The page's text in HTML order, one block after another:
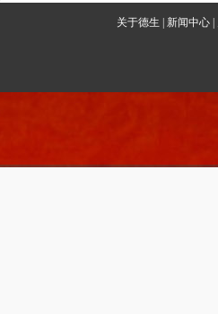
关于德生 新闻中心